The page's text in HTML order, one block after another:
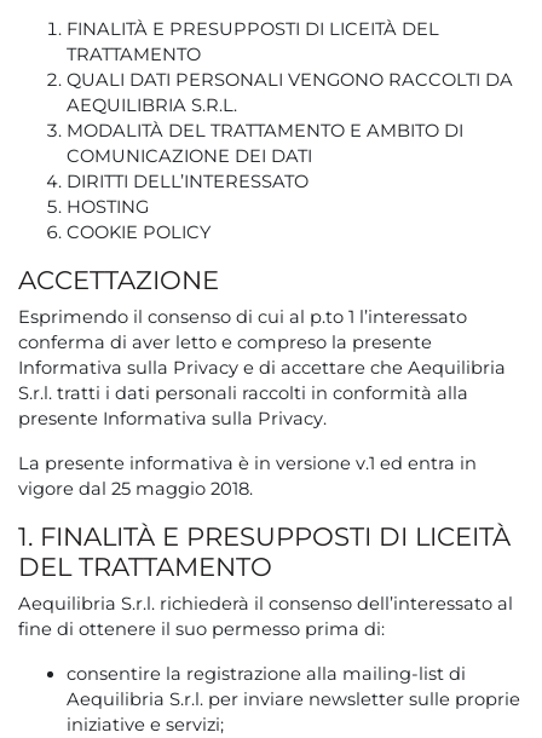
FINALITÀ E PRESUPPOSTI DI LICEITÀ DEL
TRATTAMENTO
QUALI DATI PERSONALI VENGONO RACCOLTI DA
AEQUILIBRIA S.R.L.
MODALITÀ DEL TRATTAMENTO E AMBITO DI
COMUNICAZIONE DEI DATI
DIRITTI DELL’INTERESSATO
HOSTING
COOKIE POLICY
ACCETTAZIONE
Esprimendo il consenso di cui al p.to 1 l’interessato
conferma di aver letto e compreso la presente
Informativa sulla Privacy e di accettare che Aequilibria
S.r.l. tratti i dati personali raccolti in conformità alla
presente Informativa sulla Privacy.
La presente informativa è in versione v.1 ed entra in
vigore dal 25 maggio 2018.
1. FINALITÀ E PRESUPPOSTI DI LICEITÀ
DEL TRATTAMENTO
Aequilibria S.r.l. richiederà il consenso dell’interessato al
fine di ottenere il suo permesso prima di:
consentire la registrazione alla mailing-list di
Aequilibria S.r.l. per inviare newsletter sulle proprie
iniziative e servizi;